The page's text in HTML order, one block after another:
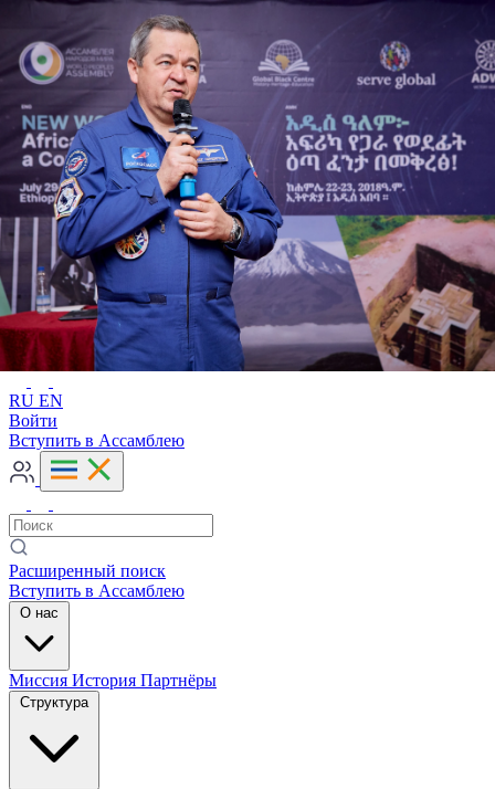
Расширенный поиск
RU EN
RU EN
Войти
Вступить в Ассамблею
Расширенный поиск
Вступить в Ассамблею
О нас
Миссия История Партнёры
Структура